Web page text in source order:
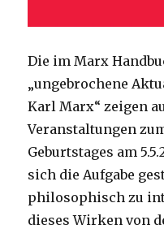
Die im Marx
„ungebrochene
Karl Marx“ zeigen
Veranstaltungen
Geburtstages am
sich die Aufgabe
philosophisch zu
dieses Wirken von